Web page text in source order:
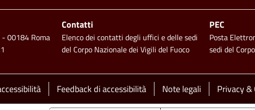
- 00184 Roma
Contatti
Elenco dei contatti degli uffici e delle sedi
del Corpo Nazionale dei Vigili del Fuoco
PEC
Posta
sedi del
Feedback di accessibilità Note legali Privacy &